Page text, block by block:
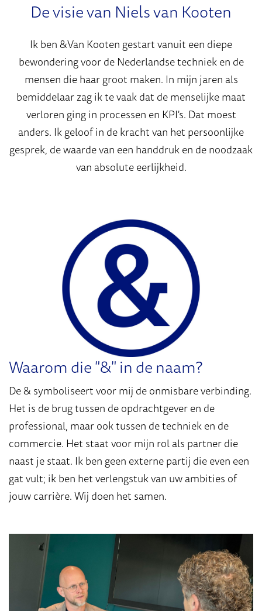
De visie van Niels van Kooten
Ik ben &Van Kooten gestart vanuit een diepe
bewondering voor de Nederlandse techniek en de
mensen die haar groot maken. In mijn jaren als
bemiddelaar zag ik te vaak dat de menselijke maat
verloren ging in processen en KPI's. Dat moest
anders. Ik geloof in de kracht van het persoonlijke
gesprek, de waarde van een handdruk en de noodzaak
van absolute eerlijkheid.
Waarom die "&" in de naam?
De & symboliseert voor mij de onmisbare verbinding.
Het is de brug tussen de opdrachtgever en de
professional, maar ook tussen de techniek en de
commercie. Het staat voor mijn rol als partner die
naast je staat. Ik ben geen externe partij die even een
gat vult; ik ben het verlengstuk van uw ambities of
jouw carrière. Wij doen het samen.